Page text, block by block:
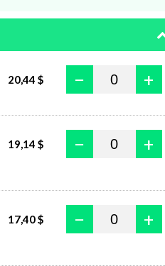
20,44 $ − +
19,14 $ − +
17,40 $ − +